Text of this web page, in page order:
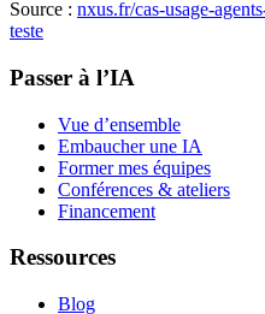
Source : nxus.fr/cas-usage-
teste
Passer à l’IA
Vue d’ensemble
Embaucher une IA
Former mes équipes
Conférences & ateliers
Financement
Ressources
Blog